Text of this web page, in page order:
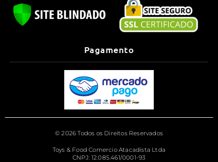
Pagamento
© 2026 Todos os Direitos Reservados
Toys & Food Comercio Atacadista Ltda
CNPJ: 12.085.461/0001-93